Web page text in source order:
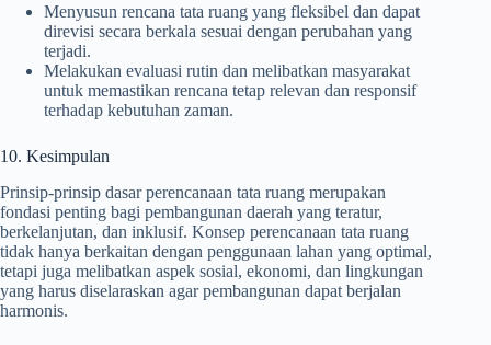
Menyusun rencana tata ruang yang fleksibel dan dapat
direvisi secara berkala sesuai dengan perubahan yang
terjadi.
Melakukan evaluasi rutin dan melibatkan masyarakat
untuk memastikan rencana tetap relevan dan responsif
terhadap kebutuhan zaman.
10. Kesimpulan
Prinsip-prinsip dasar perencanaan tata ruang merupakan
fondasi penting bagi pembangunan daerah yang teratur,
berkelanjutan, dan inklusif. Konsep perencanaan tata ruang
tidak hanya berkaitan dengan penggunaan lahan yang optimal,
tetapi juga melibatkan aspek sosial, ekonomi, dan lingkungan
yang harus diselaraskan agar pembangunan dapat berjalan
harmonis.